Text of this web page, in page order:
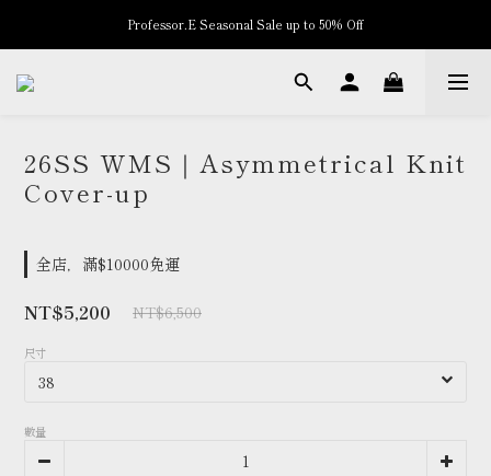
New Arrivals
Professor.E Seasonal Sale up to 50% Off
26SS WMS｜Asymmetrical Knit
Cover-up
全店，滿$10000免運
NT$5,200 NT$6,500
尺寸
數量